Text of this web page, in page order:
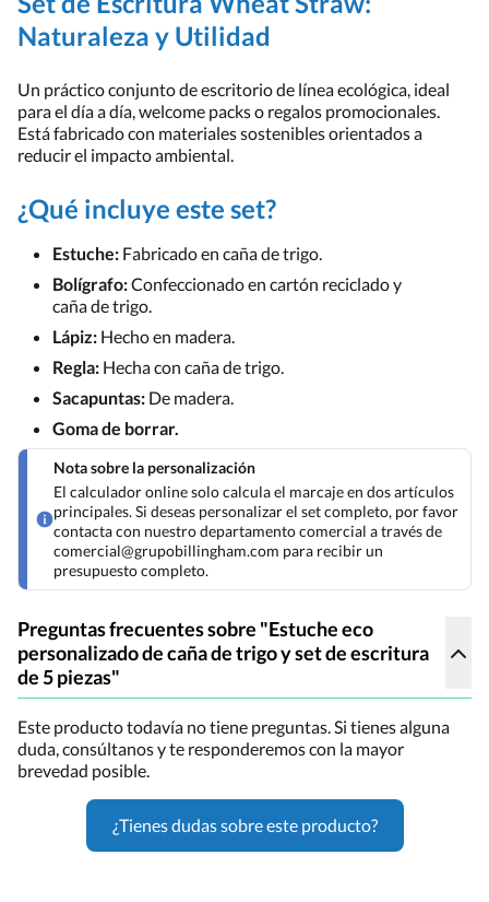
Naturaleza y Utilidad
Un práctico conjunto de escritorio de línea ecológica, ideal
para el día a día, welcome packs o regalos promocionales.
Está fabricado con materiales sostenibles orientados a
reducir el impacto ambiental.
¿Qué incluye este set?
Estuche: Fabricado en caña de trigo.
Bolígrafo:Confeccionado en cartón reciclado y
caña de trigo.
Lápiz: Hecho en madera.
Regla: Hecha con caña de trigo.
Sacapuntas: De madera.
Goma de borrar.
Nota sobre la personalización
El calculador online solo calcula el marcaje en dos artículos
principales. Si deseas personalizar el set completo, por favor
contacta con nuestro departamento comercial a través de
comercial@grupobillingham.com para recibir un
presupuesto completo.
Preguntas frecuentes sobre "Estuche eco
personalizado de caña de trigo y set de escritura
de 5 piezas"
Este producto todavía no tiene preguntas. Si tienes alguna
duda, consúltanos y te responderemos con la mayor
brevedad posible.
¿Tienes dudas sobre este producto?